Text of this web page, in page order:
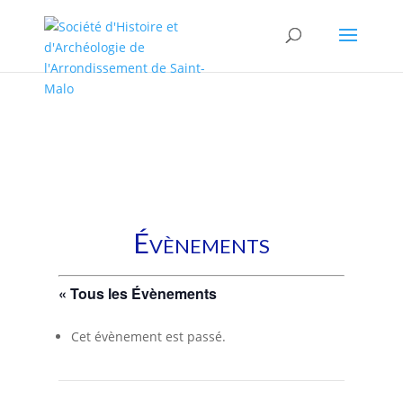
* * Template name: No sidebars */
Évènements
« Tous les Évènements
Cet évènement est passé.